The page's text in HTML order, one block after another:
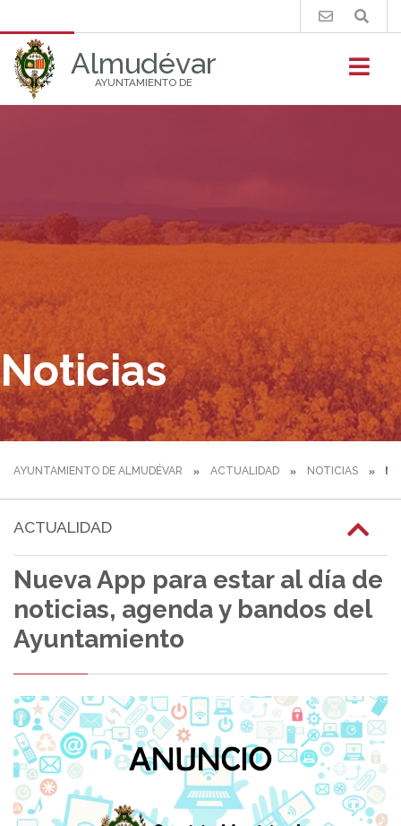
Almudévar
AYUNTAMIENTO DE
Buscar
Noticias
AYUNTAMIENTO DE ALMUDÉVAR ACTUALIDAD NOTICIAS
ACTUALIDAD
Nueva App para estar al día de
noticias, agenda y bandos del
Ayuntamiento